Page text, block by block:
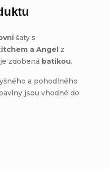
šaty s
a Angel z
zdobená batikou.
a pohodlného
jsou vhodné do